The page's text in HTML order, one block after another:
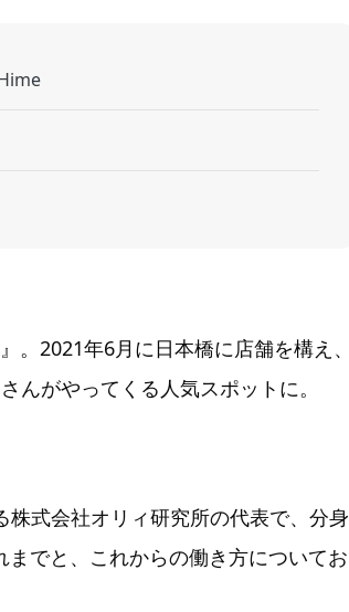
2021年6月に日本橋に店舗を構え、
んがやってくる人気スポットに。
式会社オリィ研究所の代表で、分身
でと、これからの働き方についてお